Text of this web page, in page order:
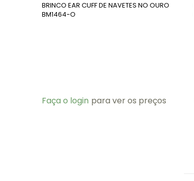
BRINCO EAR CUFF DE NAVETES NO OURO
BM1464-O
Faça o login para ver os preços